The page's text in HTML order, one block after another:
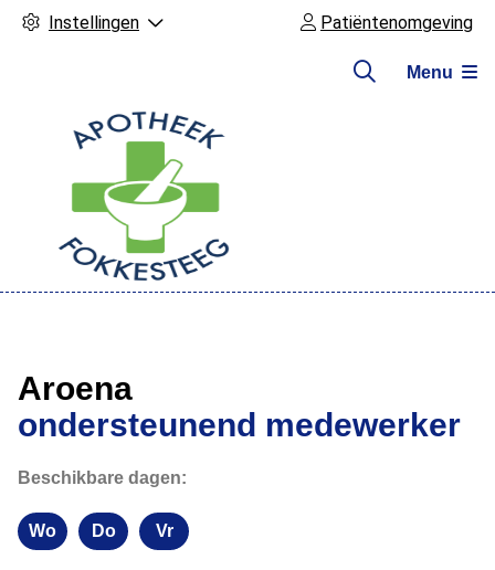
Instellingen Patiëntenomgeving
Menu
Aroena
ondersteunend medewerker
Beschikbare dagen:
Woensdag
Wo Donderdag
Do Vrijdag
Vr